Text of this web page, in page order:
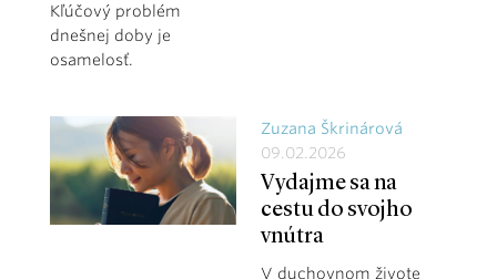
Kľúčový problém
dnešnej doby je
osamelosť.
Zuzana Škrinárová
09.02.2026
Vydajme sa na
cestu do svojho
vnútra
V duchovnom živote